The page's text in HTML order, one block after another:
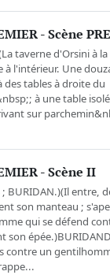
- Scène
taverne d'Orsini à
à l'intérieur. Une
des tables à droite du
à une table
sur
- Scène II
; BURIDAN.)(Il entre,
son manteau ;
qui se défend
son
contre un